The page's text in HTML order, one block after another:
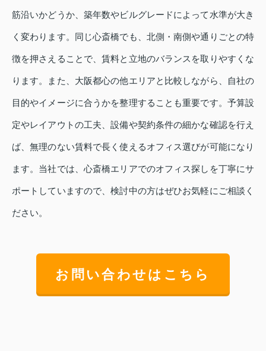
筋沿いかどうか、築年数やビルグレードによって水準が大き
く変わります。同じ心斎橋でも、北側・南側や通りごとの特
徴を押さえることで、賃料と立地のバランスを取りやすくな
ります。また、大阪都心の他エリアと比較しながら、自社の
目的やイメージに合うかを整理することも重要です。予算設
定やレイアウトの工夫、設備や契約条件の細かな確認を行え
ば、無理のない賃料で長く使えるオフィス選びが可能になり
ます。当社では、心斎橋エリアでのオフィス探しを丁寧にサ
ポートしていますので、検討中の方はぜひお気軽にご相談く
ださい。
お問い合わせはこちら